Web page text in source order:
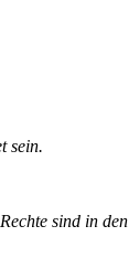
sein.
sind in